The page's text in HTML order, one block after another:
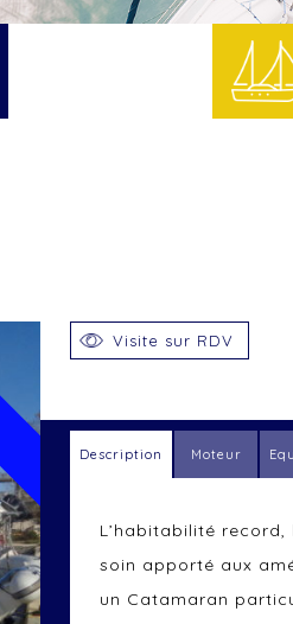
Visite sur RDV
Description Moteur
L’habitabilité
soin apporté aux
un Catamaran